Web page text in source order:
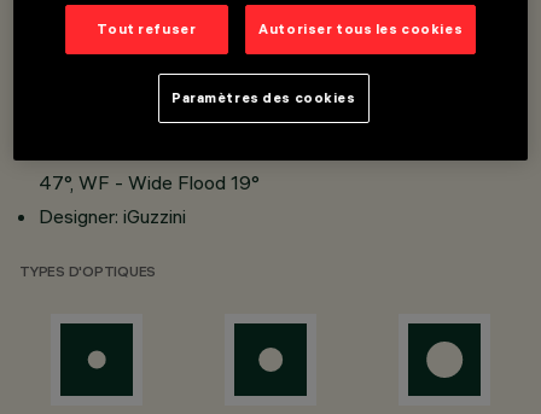
W system: 16.7W, 22W
lm system: 1541 - 2365lm
Luminous efficiency (real value): 92 - 108lm/W
47°, WF - Wide Flood 19°
Designer: iGuzzini
TYPES D'OPTIQUES
Tout refuser Autoriser tous les cookies
Paramètres des cookies